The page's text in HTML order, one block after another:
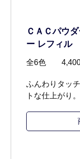
ＣＡＣパウ
ー レフィル
全6色 4,400
ふんわりタッ
トな仕上がり